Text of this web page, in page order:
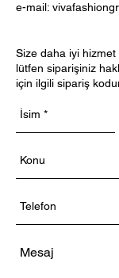
e-mail:
Size daha iyi
lütfen siparişiniz
için ilgili sipariş